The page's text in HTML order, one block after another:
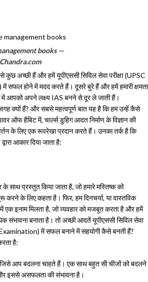
books —
अच्छी हैं और हमें यूपीएससी सिविल सेवा परीक्षा (UPSC
होने में मदद करते हैं। दूसरे बुरे हैं और हमें हमारी क्षमता
आपको अपने लक्ष्य IAS बनने से दूर ले जाती हैं।
क्यों हैं? और सबसे महत्वपूर्ण बात यह है कि हम उन्हें कैसे
ऑफ हैबिट में, चार्ल्स डुहिग आदत निर्माण के विज्ञान की
के लिए एक रूपरेखा प्रदान करते हैं। उनका तर्क है कि
आकार दिया जाता है:
साथ प्रस्तुत किया जाता है, जो हमारे मस्तिष्क को
के लिए कहता है। फिर, हम दिनचर्या, या वास्तविक
इनाम मिलता है, जो व्यवहार को मजबूत करता है और हमें
संभावना बनाता है। तो अच्छी आदतें यूपीएससी सिविल सेवा
में सफल बनाने में सहयोगी कैसे बनती हैं?
है:
आप बदलना चाहते हैं। एक साथ बहुत सी चीजों को बदलने
इससे असफलता की संभावना है।